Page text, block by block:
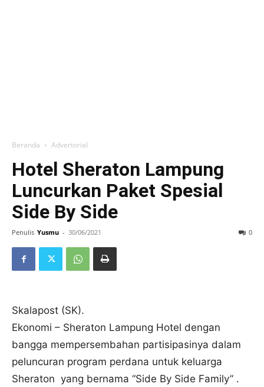
Beranda Advertorial
Hotel Sheraton Lampung
Luncurkan Paket Spesial
Side By Side
Penulis Yusmu - 30/06/2021 0
Skalapost (SK).
Ekonomi – Sheraton Lampung Hotel dengan
bangga mempersembahan partisipasinya dalam
peluncuran program perdana untuk keluarga
Sheraton yang bernama “Side By Side Family” .